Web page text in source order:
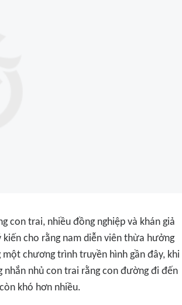
con trai, nhiều đồng nghiệp và khán giả
cho rằng nam diễn viên thừa hưởng
chương trình truyền hình gần đây, khi
nhắn nhủ con trai rằng con đường đi đến
khó hơn nhiều.